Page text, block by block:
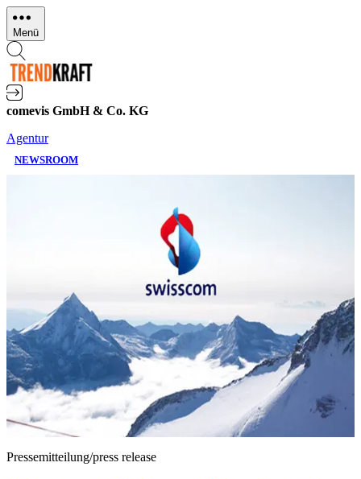
Direkt
zum
Inhalt
Menü
comevis GmbH & Co. KG
Agentur
NEWSROOM
Pressemitteilung/press release